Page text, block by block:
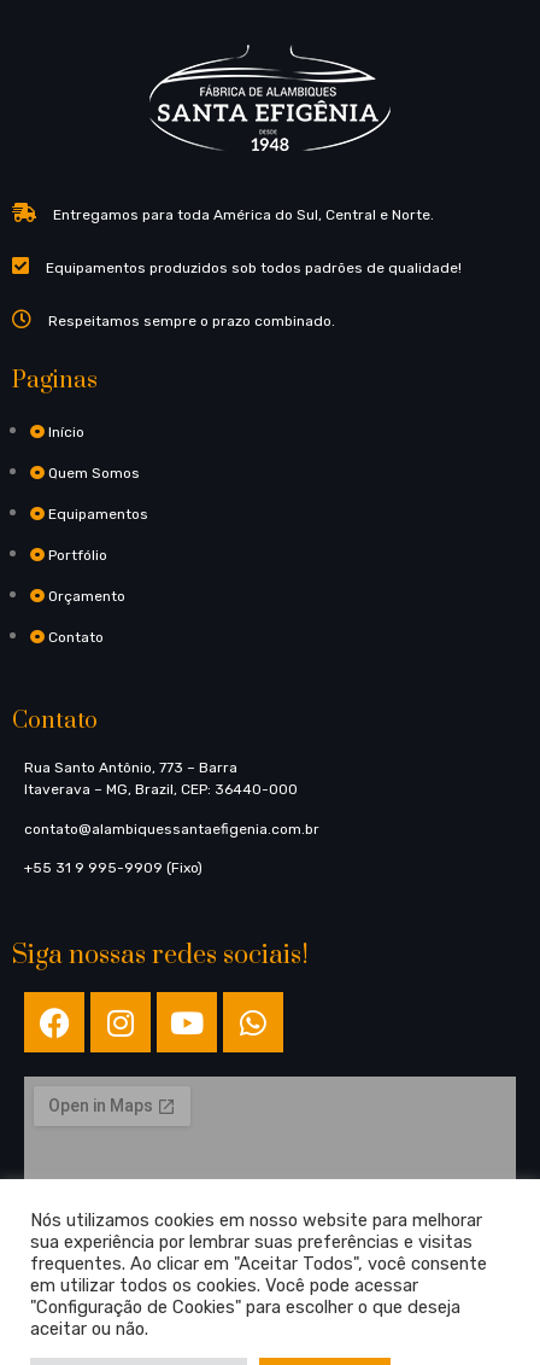
Entregamos para toda América do Sul, Central e Norte.
Equipamentos produzidos sob todos padrões de qualidade!
Respeitamos sempre o prazo combinado.
Paginas
Início
Quem Somos
Equipamentos
Portfólio
Orçamento
Contato
Contato
Rua Santo Antônio, 773​ – Barra
Itaverava – MG, Brazil, CEP: 36440-000
contato@alambiquessantaefigenia.com.br
+55 31 9 995-9909 (Fixo)
Siga nossas redes sociais!
Nós utilizamos cookies em nosso website para melhorar
sua experiência por lembrar suas preferências e visitas
frequentes. Ao clicar em "Aceitar Todos", você consente
em utilizar todos os cookies. Você pode acessar
"Configuração de Cookies" para escolher o que deseja
aceitar ou não.